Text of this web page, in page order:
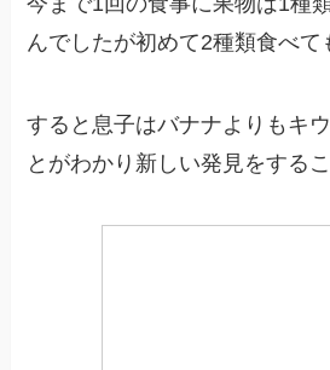
んでしたが初めて2種類食べて
すると息子はバナナよりもキ
とがわかり新しい発見をする